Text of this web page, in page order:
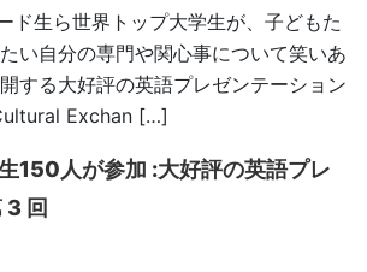
ド生ら世界トップ大学生が、子どもた
い自分の専門や関心事について笑いあ
する大好評の英語プレゼンテーション
Exchan […]
150人が参加 :大好評の英語プレ
3 回